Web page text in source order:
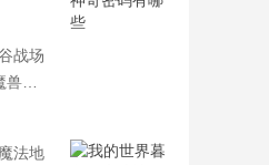
战场
世
法地